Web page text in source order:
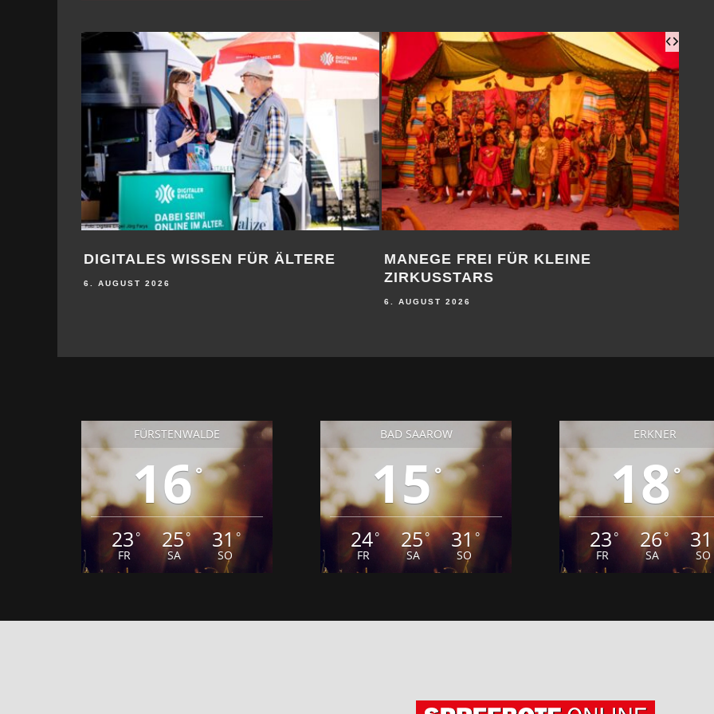
DIGITALES WISSEN FÜR ÄLTERE
6. AUGUST 2026
MANEGE FREI FÜR KLEINE
ZIRKUSSTARS
6. AUGUST 2026
FÜRSTENWALDE
16°
23°
FR
25°
SA
31°
SO
BAD SAAROW
15°
24°
FR
25°
SA
31°
SO
ERKNER
18°
23°
FR
26°
SA
31
SO